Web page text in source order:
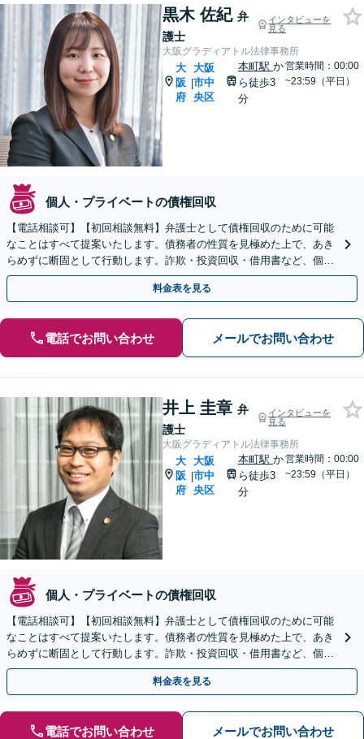
黒木 佐紀 弁
護士
インタビューを
見る
大阪グラディアトル法律事務所
大
阪
府
|
大阪
市中
央区
本町駅 か
ら徒歩3
分
営業時間：00:00
~23:59（平日）
個人・プライベートの債権回収
【電話相談可】【初回相談無料】弁護士として債権回収のために可能
なことはすべて提案いたします。債務者の性質を見極めた上で、あき
らめずに断固として行動します。詐欺・投資回収・借用書など、個
人・法人を問わず、まずはお電話ください。
料金表を見る
電話でお問い合わせ メールでお問い合わせ
井上 圭章 弁
護士
インタビューを
見る
大阪グラディアトル法律事務所
大
阪
府
|
大阪
市中
央区
本町駅 か
ら徒歩3
分
営業時間：00:00
~23:59（平日）
個人・プライベートの債権回収
【電話相談可】【初回相談無料】弁護士として債権回収のために可能
なことはすべて提案いたします。債務者の性質を見極めた上で、あき
らめずに断固として行動します。詐欺・投資回収・借用書など、個
人・法人を問わず、まずはお電話ください。
料金表を見る
電話でお問い合わせ メールでお問い合わせ